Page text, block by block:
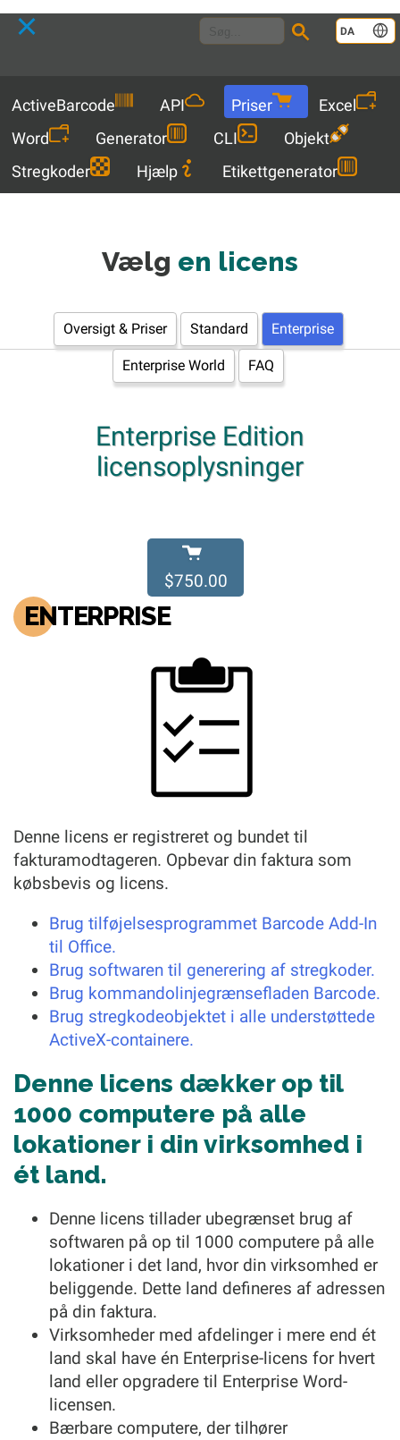
DA
ActiveBarcode API Priser
Excel
Word
Generator CLI
Objekt
Stregkoder
Hjælp Etikettgenerator
Vælg en licens
Oversigt & Priser Standard Enterprise
Enterprise World FAQ
Enterprise Edition
licensoplysninger
$750.00
ENTERPRISE
Denne licens er registreret og bundet til
fakturamodtageren. Opbevar din faktura som
købsbevis og licens.
Brug tilføjelsesprogrammet Barcode Add-In
til Office.
Brug softwaren til generering af stregkoder.
Brug kommandolinjegrænsefladen Barcode.
Brug stregkodeobjektet i alle understøttede
ActiveX-containere.
Denne licens dækker op til
1000 computere på alle
lokationer i din virksomhed i
ét land.
Denne licens tillader ubegrænset brug af
softwaren på op til 1000 computere på alle
lokationer i det land, hvor din virksomhed er
beliggende. Dette land defineres af adressen
på din faktura.
Virksomheder med afdelinger i mere end ét
land skal have én Enterprise-licens for hvert
land eller opgradere til Enterprise Word-
licensen.
Bærbare computere, der tilhører